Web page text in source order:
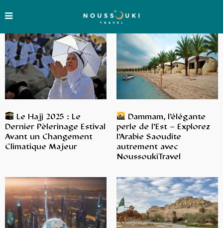
Le Hajj 2025 : Le
Dernier Pèlerinage Estival
Avant un Changement
Climatique Majeur
Dammam, l’élégante
perle de l’Est – Explorez
l’Arabie Saoudite
autrement avec
NoussoukiTravel